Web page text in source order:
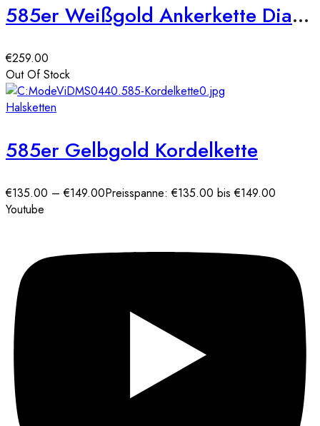
585er Weißgold Ankerkette Diamantiert 42 + 3 cm
€259.00
Out Of Stock
Halsketten
585er Gelbgold Kordelkette
€135.00 –€149.00Preisspanne: €135.00 bis €149.00
Youtube